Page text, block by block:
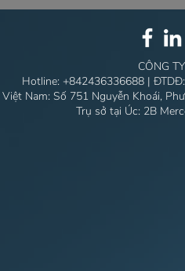
ĐẶC
COASTAL
CÔNG
Hotline: +842436336688 |
Nam: Số 751 Nguyễn Khoái,
Trụ sở tại Úc: 2B